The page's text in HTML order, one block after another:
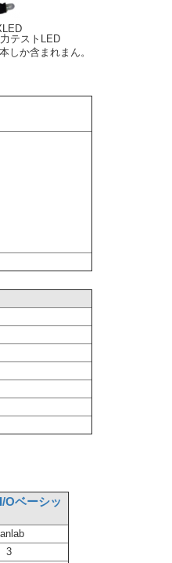
テストLED
しか含まれまん。
Oベーシッ
3